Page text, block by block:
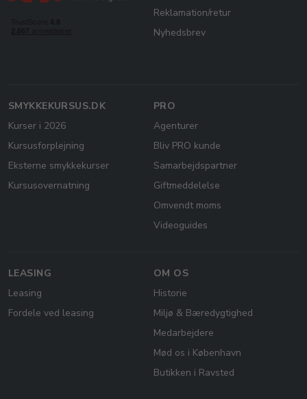
Reklamation/retur
Nyhedsbrev
SMYKKEKURSUS.DK
Kurser i 2026
Kursusforplejning
Eksterne smykkekurser
Kursusovernatning
PRO
Agenturer
Bliv PRO kunde
Samarbejdspartner
Giftmeddelelse
Omvendt moms
Videoguides
LEASING
Leasing
Fordele ved leasing
OM OS
Historie
Miljø & Bæredygtighed
Medarbejdere
Mød os i København
Butikken i Ravsted